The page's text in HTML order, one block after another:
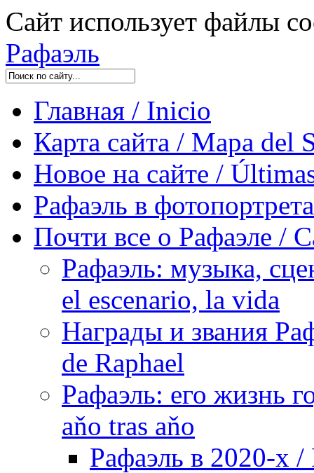
Сайт использует файлы
Рафаэль
Главная / Inicio
Карта сайта / Mapa del
Новое на сайте /
Рафаэль в
Почти все о Рафаэле /
Рафаэль: музыка,
el escenario, la vida
Награды и звания
de Raphael
Рафаэль: его жизнь
aňo tras aňo
Рафаэль в 2020-х /